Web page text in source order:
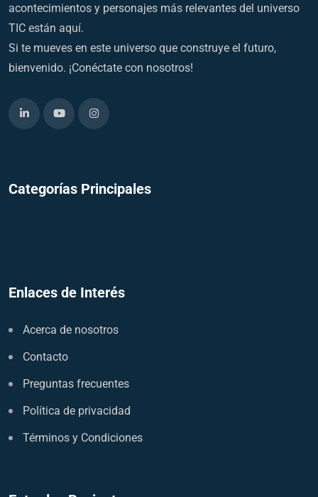
acontecimientos y personajes más relevantes del universo
TIC están aquí.
Si te mueves en este universo que construye el futuro,
bienvenido. ¡Conéctate con nosotros!
Categorías Principales
Enlaces de Interés
Acerca de nosotros
Contacto
Preguntas frecuentes
Política de privacidad
Términos y Condiciones